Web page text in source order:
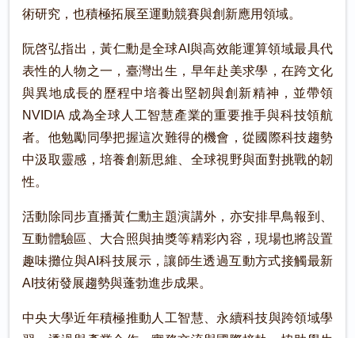
術研究，也積極拓展至運動競賽與創新應用領域。
阮啓弘指出，黃仁勳是全球AI與高效能運算領域最具代
表性的人物之一，臺灣出生，早年赴美求學，在跨文化
與異地成長的歷程中培養出堅韌與創新精神，並帶領
NVIDIA 成為全球人工智慧產業的重要推手與科技領航
者。他勉勵同學把握這次難得的機會，從國際科技趨勢
中汲取靈感，培養創新思維、全球視野與面對挑戰的韌
性。
活動除同步直播黃仁勳主題演講外，亦安排早鳥報到、
互動體驗區、大合照與抽獎等精彩內容，現場也將設置
趣味攤位與AI科技展示，讓師生透過互動方式接觸最新
AI技術發展趨勢與蓬勃進步成果。
中央大學近年積極推動人工智慧、永續科技與跨領域學